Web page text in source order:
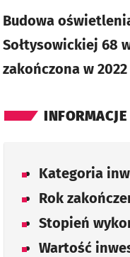
Budowa
Sołtysowickiej 68
zakończona w
Kategoria
Rok
Stopień
Wartość